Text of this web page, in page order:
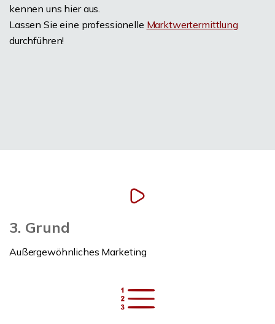
kennen uns hier aus.
Lassen Sie eine professionelle Marktwertermittlung
durchführen!
3. Grund
Außergewöhnliches Marketing